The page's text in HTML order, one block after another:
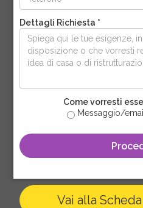
Dettagli Richiesta *
Come vorresti
Messaggio/email
Vai alla